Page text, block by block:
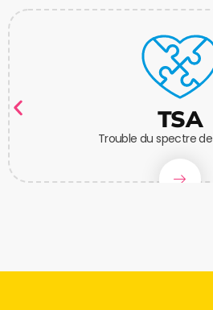
TSA
Trouble du spectre